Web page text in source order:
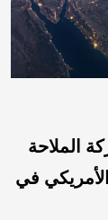
الملاحة
الأمريكي في